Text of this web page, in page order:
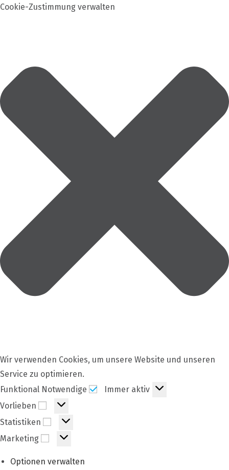
Cookie-Zustimmung verwalten
Wir verwenden Cookies, um unsere Website und unseren
Service zu optimieren.
Funktional Notwendige
Funktional
Immer aktiv
Vorlieben
Vorlieben
Statistiken Statistiken
Marketing Marketing
Optionen verwalten